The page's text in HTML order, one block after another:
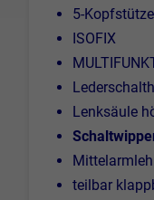
5-
ISOFIX
Lenksäule
teilbar